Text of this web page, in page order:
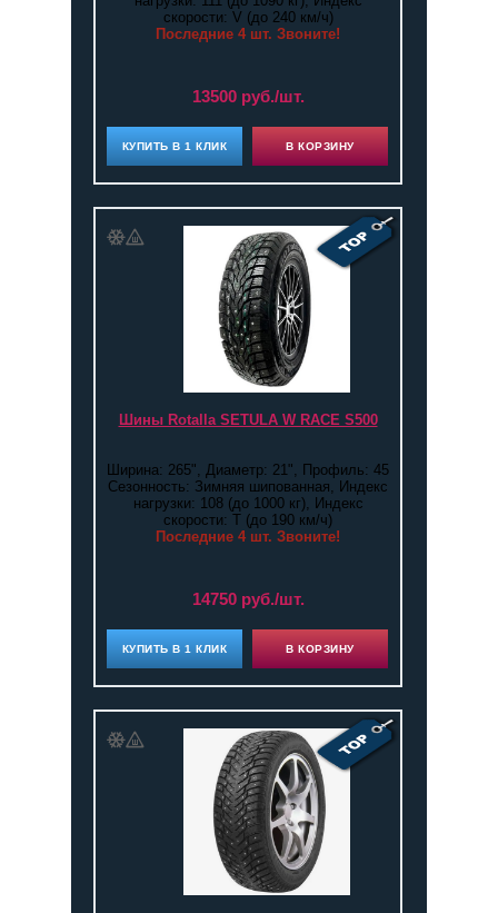
скорости: V (до 240 км/ч)
Последние 4 шт. Звоните!
13500 руб./шт.
КУПИТЬ В 1 КЛИК В КОРЗИНУ
Шины Rotalla SETULA W RACE S500
Ширина: 265", Диаметр: 21", Профиль: 45
Сезонность: Зимняя шипованная, Индекс
нагрузки: 108 (до 1000 кг), Индекс
скорости: T (до 190 км/ч)
Последние 4 шт. Звоните!
14750 руб./шт.
КУПИТЬ В 1 КЛИК В КОРЗИНУ